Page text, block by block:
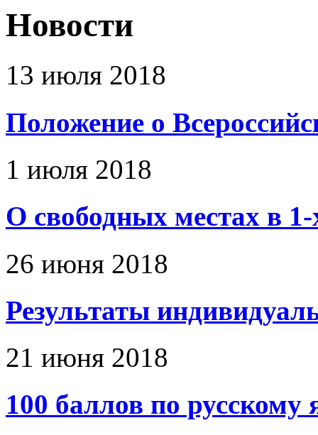
Новости
13 июля 2018
Положение о
1 июля 2018
О свободных местах в 1-
26 июня 2018
Результаты
21 июня 2018
100 баллов по русскому